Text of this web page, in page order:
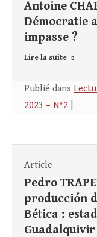
Antoine
Démocratie
impasse ?
Lire la suite
Publié dans
2023 – N°2
Article
Pedro
producción
Bética :
Guadalquivir